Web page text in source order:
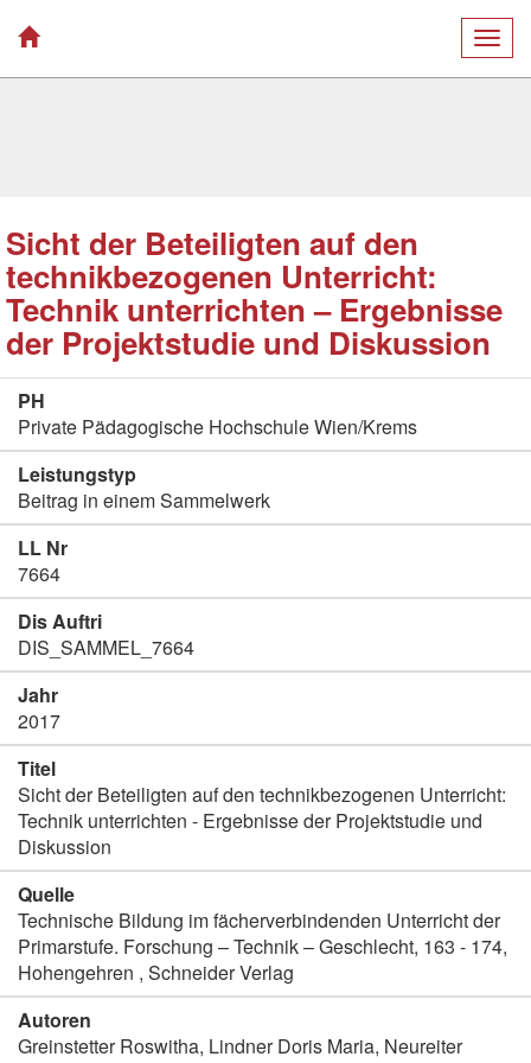
Sicht der Beteiligten auf den
technikbezogenen Unterricht:
Technik unterrichten – Ergebnisse
der Projektstudie und Diskussion
PH
Private Pädagogische Hochschule Wien/Krems
Leistungstyp
Beitrag in einem Sammelwerk
LL Nr
7664
Dis Auftri
DIS_SAMMEL_7664
Jahr
2017
Titel
Sicht der Beteiligten auf den technikbezogenen Unterricht:
Technik unterrichten - Ergebnisse der Projektstudie und
Diskussion
Quelle
Technische Bildung im fächerverbindenden Unterricht der
Primarstufe. Forschung – Technik – Geschlecht, 163 - 174,
Hohengehren , Schneider Verlag
Autoren
Greinstetter Roswitha, Lindner Doris Maria, Neureiter